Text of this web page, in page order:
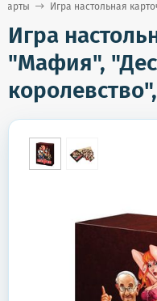
Игра настольная
Игра
"Мафия",